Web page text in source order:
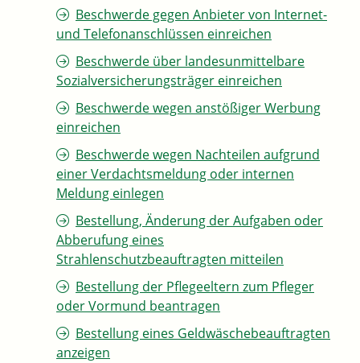
Beschwerde gegen Anbieter von Internet-
und Telefonanschlüssen einreichen
Beschwerde über landesunmittelbare
Sozialversicherungsträger einreichen
Beschwerde wegen anstößiger Werbung
einreichen
Beschwerde wegen Nachteilen aufgrund
einer Verdachtsmeldung oder internen
Meldung einlegen
Bestellung, Änderung der Aufgaben oder
Abberufung eines
Strahlenschutzbeauftragten mitteilen
Bestellung der Pflegeeltern zum Pfleger
oder Vormund beantragen
Bestellung eines Geldwäschebeauftragten
anzeigen